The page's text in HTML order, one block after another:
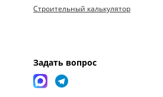
Строительный калькулятор
Задать вопрос